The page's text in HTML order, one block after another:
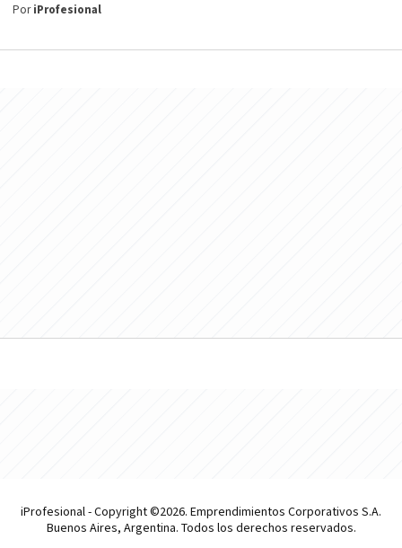
PoriProfesional
iProfesional - Copyright ©2026. Emprendimientos Corporativos S.A.
Buenos Aires, Argentina. Todos los derechos reservados.